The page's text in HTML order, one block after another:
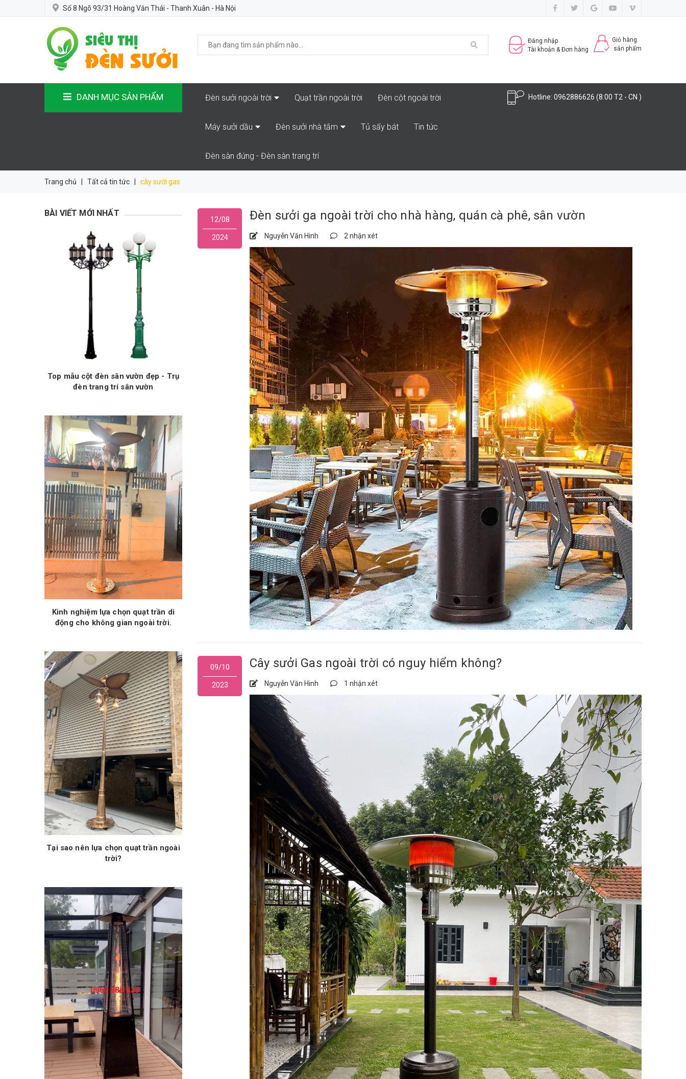
Số 8 Ngõ 93/31 Hoàng Văn Thái - Thanh Xuân - Hà Nội
Đăng nhập
Tài khoản & Đơn hàng
Giỏ hàng
sản phẩm
DANH MỤC SẢN PHẨM Đèn sưởi ngoài trời Quạt trần ngoài trời Đèn cột ngoài trời
Máy sưởi dầu Đèn sưởi nhà tắm Tủ sấy bát Tin tức
Đèn sàn đứng - Đèn sàn trang trí
Hotline: 0962886626 (8:00 T2 - CN )
Trang chủ Tất cả tin tức cây sưởi gas
12/08
2024
Đèn sưởi ga ngoài trời cho nhà hàng, quán cà phê, sân vườn
Nguyễn Văn Hinh 2 nhận xét
09/10
2023
Cây sưởi Gas ngoài trời có nguy hiểm không?
Nguyễn Văn Hinh 1 nhận xét
BÀI VIẾT MỚI NHẤT
Top mẫu cột đèn sân vườn đẹp - Trụ
đèn trang trí sân vườn
Kinh nghiệm lựa chọn quạt trần di
động cho không gian ngoài trời.
Tại sao nên lựa chọn quạt trần ngoài
trời?